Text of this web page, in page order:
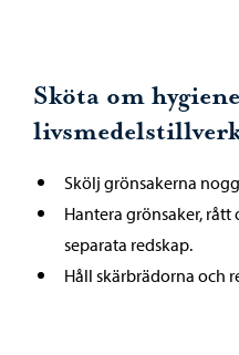
Sköta om
Skölj grönsakerna
Hantera grönsaker,
separata redskap.
Håll skärbrädorna och